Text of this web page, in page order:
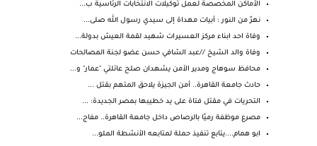
الأماكن المخصصة لعمل توكيلات الانتخابات الرئاسية ب...
نهرٌ من النور : أبيات مهداة إلى سيدي رسول الله صلى...
وفاة احد ابناء مركز العسيرات شهيد لقمة العيش بدولة...
وفاة والد الشيخ //عبد الشافي حسن عضو لجنة المصالحات
محافظ سوهاج ومدير الأمن يشهدان صلح عائلتي "عمار" و...
حادث جامعة القاهرة.. أمن الجيزة يلاحق المتهم بقتل ...
التحريات في مقتل فتاة على يد خطيبها بمصر الجديدة: ...
مصرع موظفة رميًا بالرصاص داخل جامعة القاهرة.. مفاج...
ابو همام....يتابع تنفيذ حملة لمتابعه الأنشطة الملو...